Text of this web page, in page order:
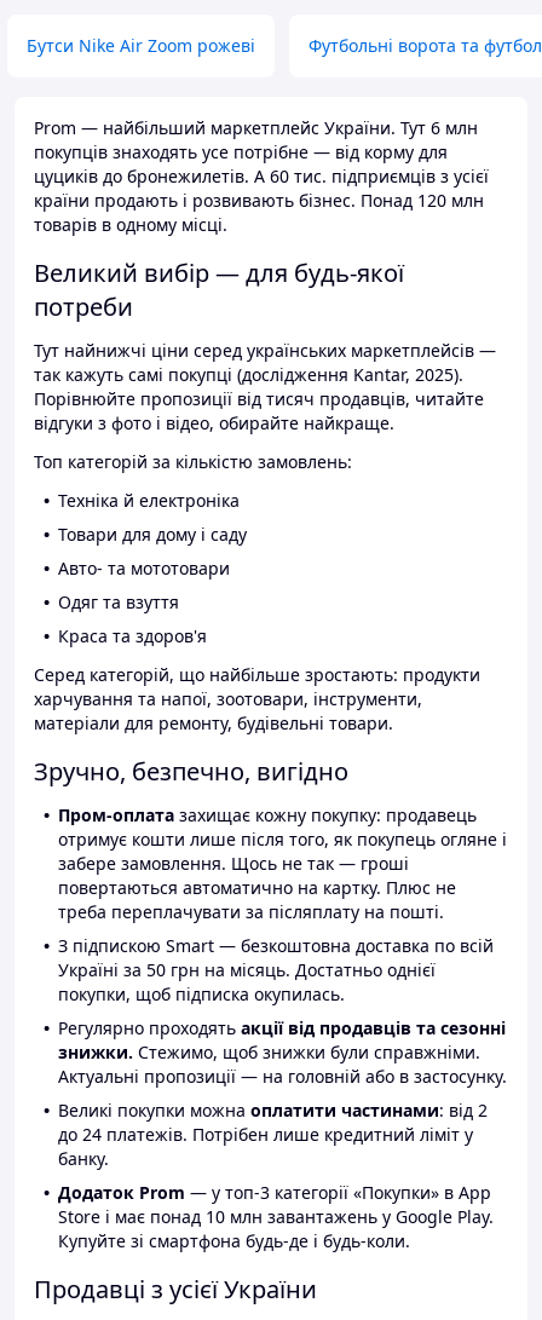
Бутси Nike Air Zoom рожеві Футбольні ворота та
Prom — найбільший маркетплейс України. Тут 6 млн
покупців знаходять усе потрібне — від корму для
цуциків до бронежилетів. А 60 тис. підприємців з усієї
країни продають і розвивають бізнес. Понад 120 млн
товарів в одному місці.
Великий вибір — для будь-якої
потреби
Тут найнижчі ціни серед українських маркетплейсів —
так кажуть самі покупці (дослідження Kantar, 2025).
Порівнюйте пропозиції від тисяч продавців, читайте
відгуки з фото і відео, обирайте найкраще.
Топ категорій за кількістю замовлень:
Техніка й електроніка
Товари для дому і саду
Авто- та мототовари
Одяг та взуття
Краса та здоров'я
Серед категорій, що найбільше зростають: продукти
харчування та напої, зоотовари, інструменти,
матеріали для ремонту, будівельні товари.
Зручно, безпечно, вигідно
Пром-оплата захищає кожну покупку: продавець
отримує кошти лише після того, як покупець огляне і
забере замовлення. Щось не так — гроші
повертаються автоматично на картку. Плюс не
треба переплачувати за післяплату на пошті.
З підпискою Smart — безкоштовна доставка по всій
Україні за 50 грн на місяць. Достатньо однієї
покупки, щоб підписка окупилась.
Регулярно проходять акції від продавців та сезонні
знижки. Стежимо, щоб знижки були справжніми.
Актуальні пропозиції — на головній або в застосунку.
Великі покупки можна оплатити частинами: від 2
до 24 платежів. Потрібен лише кредитний ліміт у
банку.
Додаток Prom — у топ-3 категорії «Покупки» в App
Store і має понад 10 млн завантажень у Google Play.
Купуйте зі смартфона будь-де і будь-коли.
Продавці з усієї України